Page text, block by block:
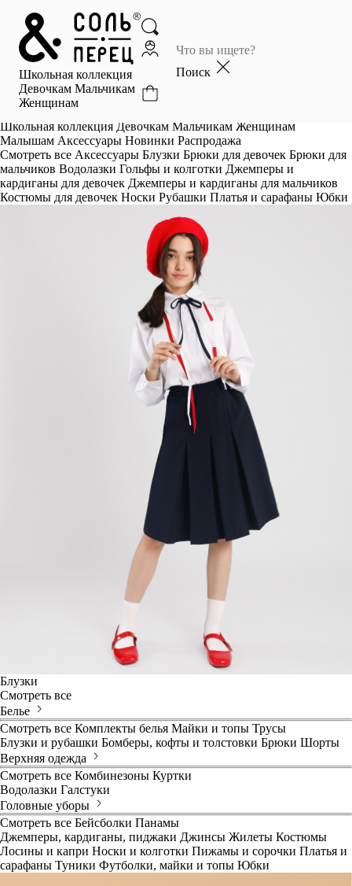
Школьная коллекция
Девочкам Мальчикам
Женщинам
Поиск
Главная
Каталог
Избранное
Школьная коллекция Девочкам Мальчикам Женщинам
Малышам Аксессуары Новинки Распродажа
Смотреть все Аксессуары Блузки Брюки для девочек Брюки для
мальчиков Водолазки Гольфы и колготки Джемперы и
кардиганы для девочек Джемперы и кардиганы для мальчиков
Костюмы для девочек Носки Рубашки Платья и сарафаны Юбки
Блузки
Смотреть все
Белье
Смотреть все Комплекты белья Майки и топы Трусы
Блузки и рубашки Бомберы, кофты и толстовки Брюки Шорты
Верхняя одежда
Смотреть все Комбинезоны Куртки
Водолазки Галстуки
Головные уборы
Смотреть все Бейсболки Панамы
Джемперы, кардиганы, пиджаки Джинсы Жилеты Костюмы
Лосины и капри Носки и колготки Пижамы и сорочки Платья и
сарафаны Туники Футболки, майки и топы Юбки